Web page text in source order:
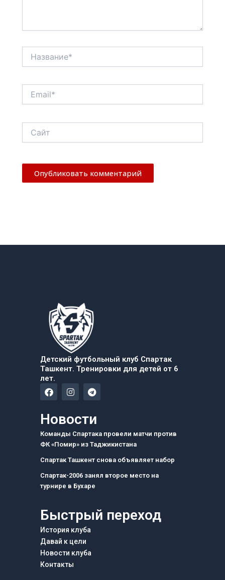
Детский футбольный клуб Спартак
Ташкент. Тренировки для детей от 6
лет.
F
a
e
b
o
k
I
n
a
g
r
a
m
T
e
g
a
m
Новости
Команды Спартака провели матчи против
ФК «Помир» из Таджикистана
Спартак Ташкент снова объявляет набор
Спартак-2006 занял второе место на
турнире в Бухаре
Быстрый переход
История клуба
Давай к цели
Новости клуба
Контакты